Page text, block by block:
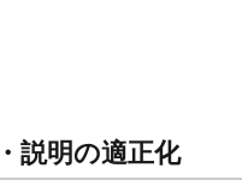
説明の適正化